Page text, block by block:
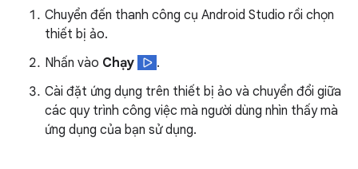
Chuyển đến thanh công cụ Android Studio rồi chọn
thiết bị ảo.
Nhấn vào Chạy
.
Cài đặt ứng dụng trên thiết bị ảo và chuyển đổi giữa
các quy trình công việc mà người dùng nhìn thấy mà
ứng dụng của bạn sử dụng.